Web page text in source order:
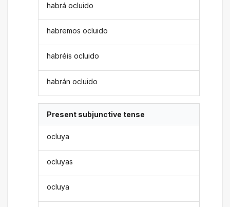
habrá ocluido
habremos ocluido
habréis ocluido
habrán ocluido
Present subjunctive tense
ocluya
ocluyas
ocluya